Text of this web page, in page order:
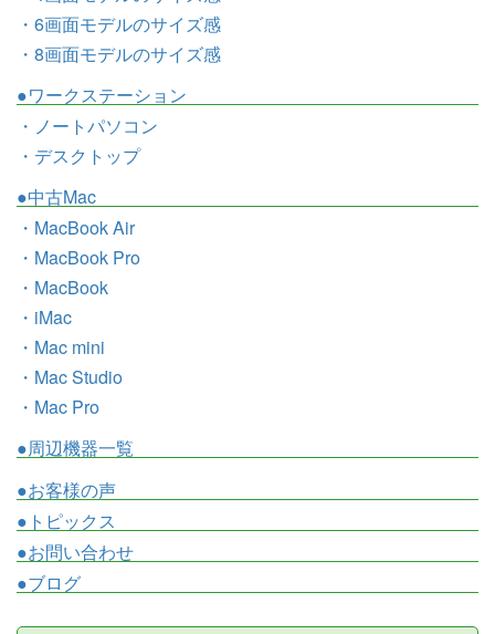
・6画面モデルのサイズ感
・8画面モデルのサイズ感
●ワークステーション
・ノートパソコン
・デスクトップ
●中古Mac
・MacBook Air
・MacBook Pro
・MacBook
・iMac
・Mac mini
・Mac Studio
・Mac Pro
●周辺機器一覧
●お客様の声
●トピックス
●お問い合わせ
●ブログ